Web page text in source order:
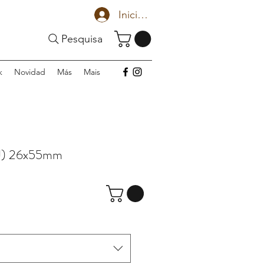
Iniciar sesión
Pesquisa
Novidad Más Mais
26x55mm